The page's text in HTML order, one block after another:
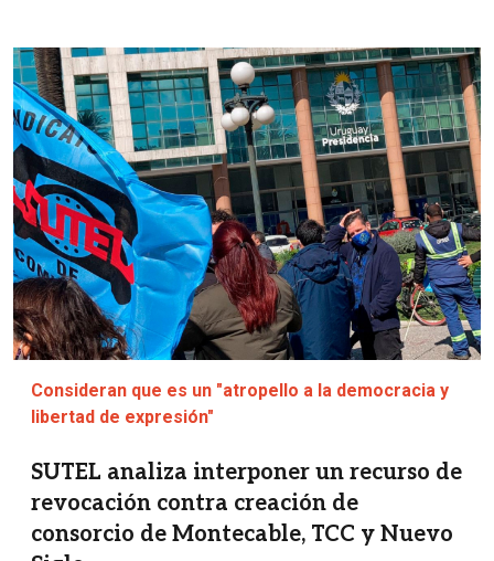
Imagen
Consideran que es un "atropello a la democracia y
libertad de expresión"
SUTEL analiza interponer un recurso de
revocación contra creación de
consorcio de Montecable, TCC y Nuevo